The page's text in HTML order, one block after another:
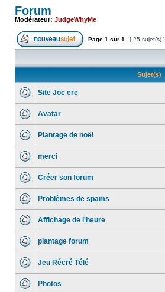
Forum
Modérateur: JudgeWhyMe
Page 1 sur 1 [ 25 sujet(s) ]
Sujet(s)
Site Joc ere
Avatar
Plantage de noël
merci
Créer son forum
Problèmes de spams
Affichage de l'heure
plantage forum
Jeu Récré Télé
Photos